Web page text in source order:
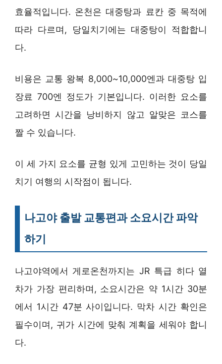
효율적입니다. 온천은 대중탕과 료칸 중 목적에
따라 다르며, 당일치기에는 대중탕이 적합합니
다.
비용은 교통 왕복 8,000~10,000엔과 대중탕 입
장료 700엔 정도가 기본입니다. 이러한 요소를
고려하면 시간을 낭비하지 않고 알맞은 코스를
짤 수 있습니다.
이 세 가지 요소를 균형 있게 고민하는 것이 당일
치기 여행의 시작점이 됩니다.
나고야 출발 교통편과 소요시간 파악
하기
나고야역에서 게로온천까지는 JR 특급 히다 열
차가 가장 편리하며, 소요시간은 약 1시간 30분
에서 1시간 47분 사이입니다. 막차 시간 확인은
필수이며, 귀가 시간에 맞춰 계획을 세워야 합니
다.